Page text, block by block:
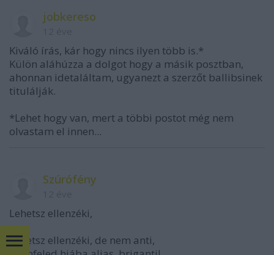
jobkereso
Kiváló írás, kár hogy nincs ilyen több is.*
Külön aláhúzza a dolgot hogy a másik posztban,
ahonnan idetaláltam, ugyanezt a szerzőt ballibsinek
titulálják.
*Lehet hogy van, mert a többi postot még nem
olvastam el innen...
Szúrófény
Lehetsz ellenzéki,
Lehetsz ellenzéki, de nem anti,